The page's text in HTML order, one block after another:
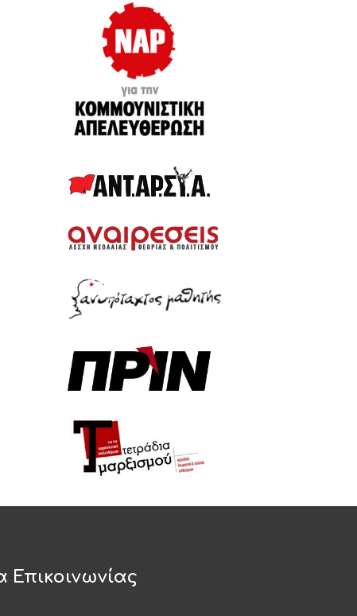
Επικοινωνίας